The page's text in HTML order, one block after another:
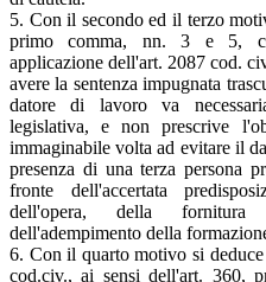
5. Con il secondo ed il terzo
primo comma, nn. 3 e 5,
applicazione dell'art. 2087 cod.
avere la sentenza impugnata
datore di lavoro va
legislativa, e non prescrive
immaginabile volta ad evitare il
presenza di una terza persona
fronte dell'accertata
dell'opera, della fornitura
dell'adempimento della
6. Con il quarto motivo si
cod.civ., ai sensi dell'art. 360,